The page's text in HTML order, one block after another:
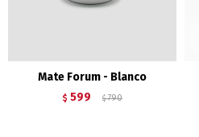
Mate Forum - Blanco
$ 599 $ 790